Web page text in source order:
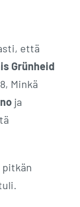
että
Grünheid
Minkä
ja
pitkän